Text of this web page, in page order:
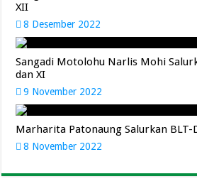
XII
8 Desember 2022
Sangadi Motolohu Narlis Mohi
dan XI
9 November 2022
Marharita Patonaung Salurkan BLT-
8 November 2022